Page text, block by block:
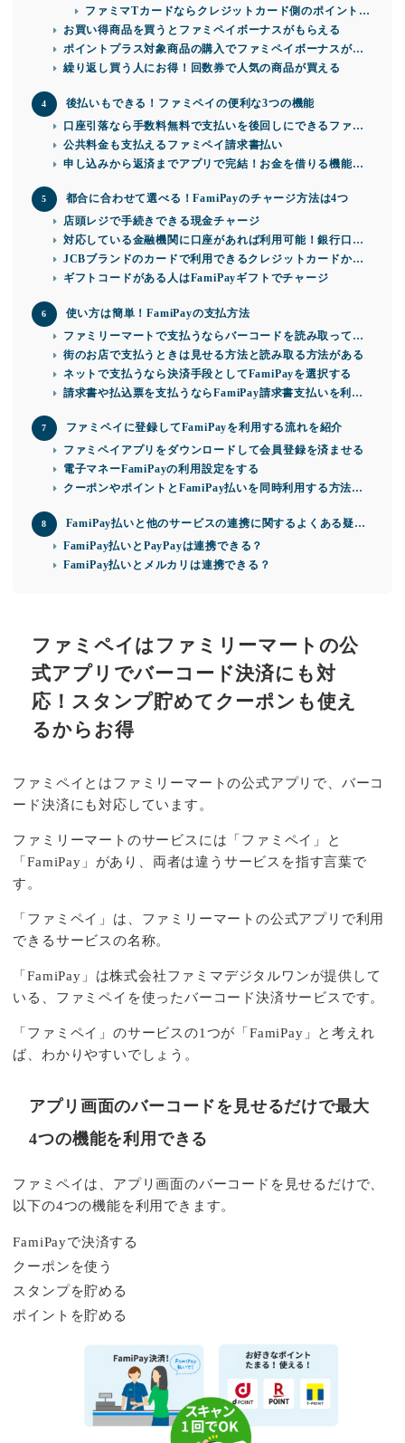
ファミマTカードならクレジットカード側のポイントも
貯まる
お買い得商品を買うとファミペイボーナスがもらえる
ポイントプラス対象商品の購入でファミペイボーナスがも
らえる
繰り返し買う人にお得！回数券で人気の商品が買える
後払いもできる！ファミペイの便利な3つの機能
口座引落なら手数料無料で支払いを後回しにできるファミ
ペイ翌月払い
公共料金も支払えるファミペイ請求書払い
申し込みから返済までアプリで完結！お金を借りる機能フ
都合に合わせて選べる！FamiPayのチャージ方法は4つ
店頭レジで手続きできる現金チャージ
対応している金融機関に口座があれば利用可能！銀行口座
からチャージ
JCBブランドのカードで利用できるクレジットカードから
チャージ
ギフトコードがある人はFamiPayギフトでチャージ
使い方は簡単！FamiPayの支払方法
ファミリーマートで支払うならバーコードを読み取っても
らうだけ
街のお店で支払うときは見せる方法と読み取る方法がある
ネットで支払うなら決済手段としてFamiPayを選択する
請求書や払込票を支払うならFamiPay請求書支払いを利用
ファミペイに登録してFamiPayを利用する流れを紹介
ファミペイアプリをダウンロードして会員登録を済ませる
電子マネーFamiPayの利用設定をする
クーポンやポイントとFamiPay払いを同時利用する方法も
FamiPay払いと他のサービスの連携に関するよくある疑問
を解消FamiPay払いとPayPayは連携できる？
FamiPay払いとメルカリは連携できる？
ファミペイはファミリーマートの公
式アプリでバーコード決済にも対
応！スタンプ貯めてクーポンも使え
るからお得
ファミペイとはファミリーマートの公式アプリで、バーコ
ード決済にも対応しています。
ファミリーマートのサービスには「ファミペイ」と
「FamiPay」があり、両者は違うサービスを指す言葉で
す。
「ファミペイ」は、ファミリーマートの公式アプリで利用
できるサービスの名称。
「FamiPay」は株式会社ファミマデジタルワンが提供して
いる、ファミペイを使ったバーコード決済サービスです。
「ファミペイ」のサービスの1つが「FamiPay」と考えれ
ば、わかりやすいでしょう。
アプリ画面のバーコードを見せるだけで最大
4つの機能を利用できる
ファミペイは、アプリ画面のバーコードを見せるだけで、
以下の4つの機能を利用できます。
FamiPayで決済する
クーポンを使う
スタンプを貯める
ポイントを貯める